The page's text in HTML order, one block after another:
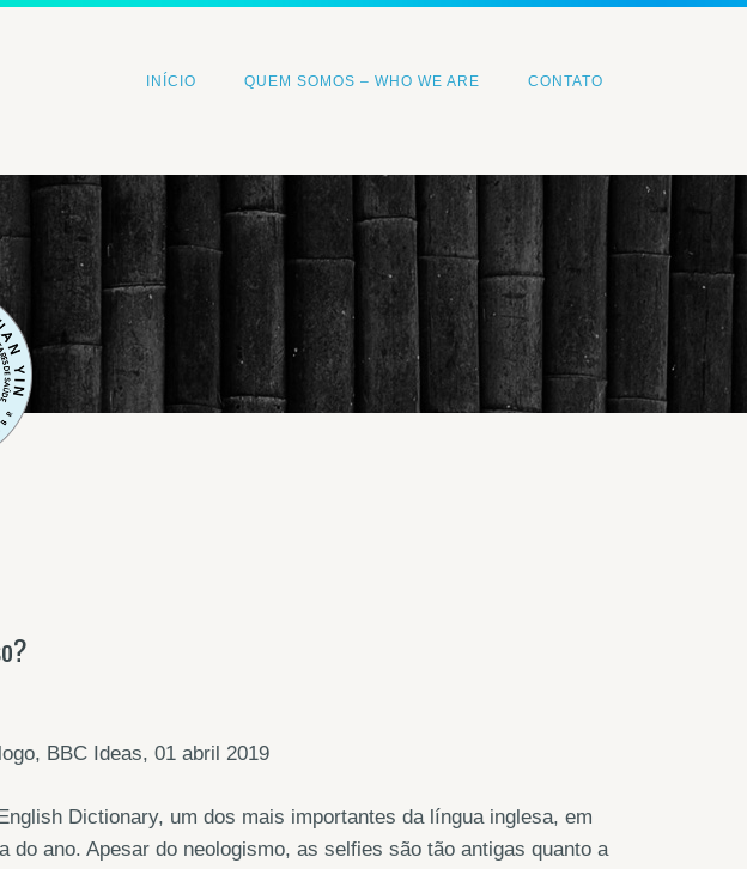
INÍCIO QUEM SOMOS – WHO WE ARE CONTATO
BBC Ideas, 01 abril 2019
Dictionary, um dos mais importantes da língua inglesa, em
do ano. Apesar do neologismo, as selfies são tão antigas quanto a